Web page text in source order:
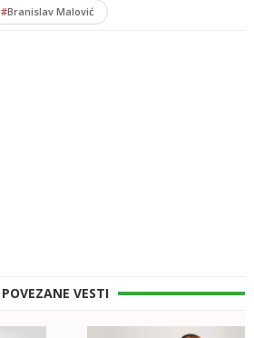
#Branislav Malović
POVEZANE VESTI